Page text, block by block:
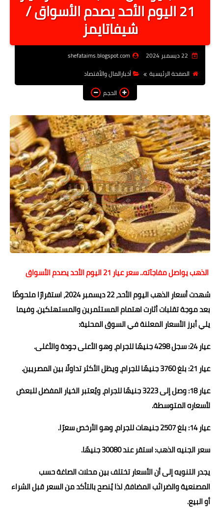
أخبار الرياصة
الطب البديل
منوعات
خدمات
عاجل
التعليم
الصحه
الطقس
معلومه قانونيه
تكنولوجيا المعلومات
حوادث وقضايا
خدمات
الصحه والجمال
فن المطبخ
مقالات
21 اليوم الأحد يصدم الأسواق /
شيفاتايمز
shefataims.blogspot.com
الصفحة الرئيسية
أخبارالمال والأقتصاد
الحجم
الذهب يواصل مفاجآته.. سعر عيار 21 اليوم الأحد يصدم الأسواق
شهدت أسعار الذهب اليوم الأحد، 22 ديسمبر 2024، استقرارًا ملحوظًا
بعد موجة تقلبات أثارت اهتمام المستثمرين والمستهلكين. وفيما
يلي أبرز الأسعار المعلنة في السوق المحلية:
عيار 24: سجل 4298 جنيهًا للجرام، وهو الأعلى جودة والأغلى.
عيار 21: بلغ 3760 جنيهًا للجرام، ويظل الأكثر تداولًا بين المصريين.
عيار 18: وصل إلى 3223 جنيهًا للجرام، ويُعتبر الخيار المفضل للبعض
لأسعاره المتوسطة.
عيار 14: بلغ 2507 جنيهات للجرام، وهو الأرخص سعرًا.
سعر الجنيه الذهب: استقر عند 30080 جنيهًا.
يجدر التنويه إلى أن الأسعار تختلف بين محلات الصاغة حسب
المصنعية والضرائب المضافة، لذا يُنصح بالتأكد من السعر قبل الشراء
أو البيع.